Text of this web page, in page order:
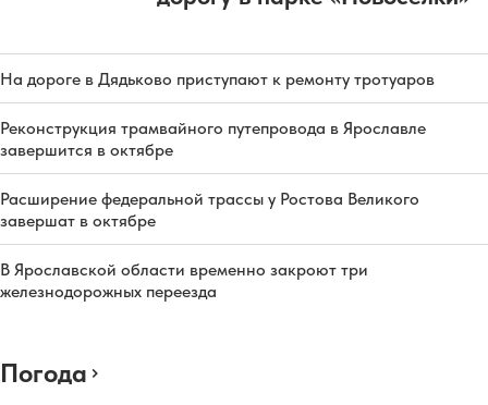
На дороге в Дядьково приступают к ремонту тротуаров
Реконструкция трамвайного путепровода в Ярославле
завершится в октябре
Расширение федеральной трассы у Ростова Великого
завершат в октябре
В Ярославской области временно закроют три
железнодорожных переезда
Погода